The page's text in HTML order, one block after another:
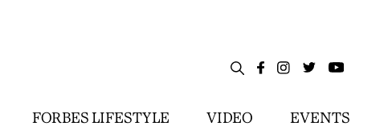
FORBES LIFESTYLE VIDEO EVENTS